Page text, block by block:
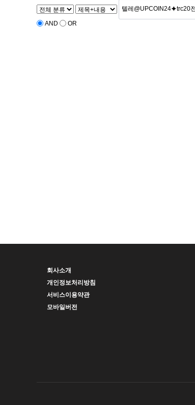
AND OR
회사소개
개인정보처리방침
서비스이용약관
모바일버전